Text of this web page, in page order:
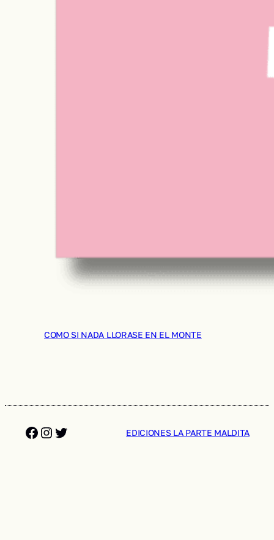
COMO SI NADA LLORASE EN EL MONTE
Facebook
Instagram
Twitter EDICIONES LA PARTE MALDITA